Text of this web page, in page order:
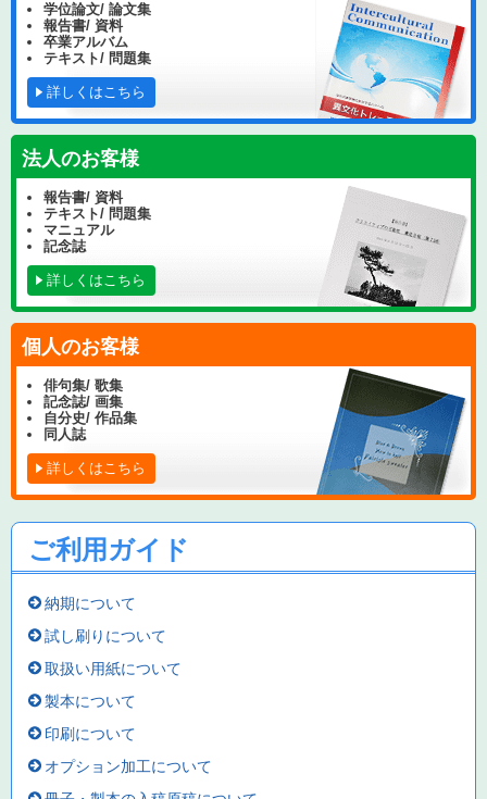
学位論文/ 論文集
報告書/ 資料
卒業アルバム
テキスト/ 問題集
詳しくはこちら
法人のお客様
報告書/ 資料
テキスト/ 問題集
マニュアル
記念誌
詳しくはこちら
個人のお客様
俳句集/ 歌集
記念誌/ 画集
自分史/ 作品集
同人誌
詳しくはこちら
ご利用ガイド
納期について
試し刷りについて
取扱い用紙について
製本について
印刷について
オプション加工について